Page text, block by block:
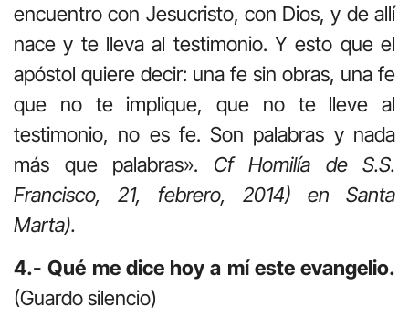
encuentro con Jesucristo, con Dios, y de allí
nace y te lleva al testimonio. Y esto que el
apóstol quiere decir: una fe sin obras, una fe
que no te implique, que no te lleve al
testimonio, no es fe. Son palabras y nada
más que palabras». Cf Homilía de S.S.
Francisco, 21, febrero, 2014) en Santa
Marta).
4.- Qué me dice hoy a mí este evangelio.
(Guardo silencio)